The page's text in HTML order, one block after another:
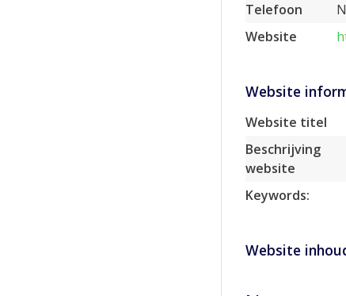
Telefoon
Website
Website
Website titel
Beschrijving
website
Keywords:
Website